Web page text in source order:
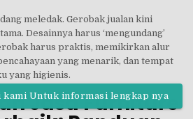
meledak. Gerobak jualan kini
Desainnya harus ‘mengundang’
harus praktis, memikirkan alur
yang menarik, dan tempat
yang higienis.
Jasa Furniture
kami Untuk informasi lengkap nya